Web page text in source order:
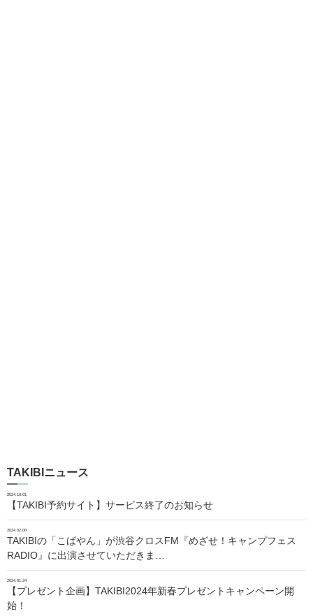
TAKIBIニュース
2024.10.01
【TAKIBI予約サイト】サービス終了のお知らせ
2024.02.06
TAKIBIの「こばやん」が渋谷クロスFM『めざせ！キャンプフェス
RADIO』に出演させていただきま…
2024.01.24
【プレゼント企画】TAKIBI2024年新春プレゼントキャンペーン開
始！